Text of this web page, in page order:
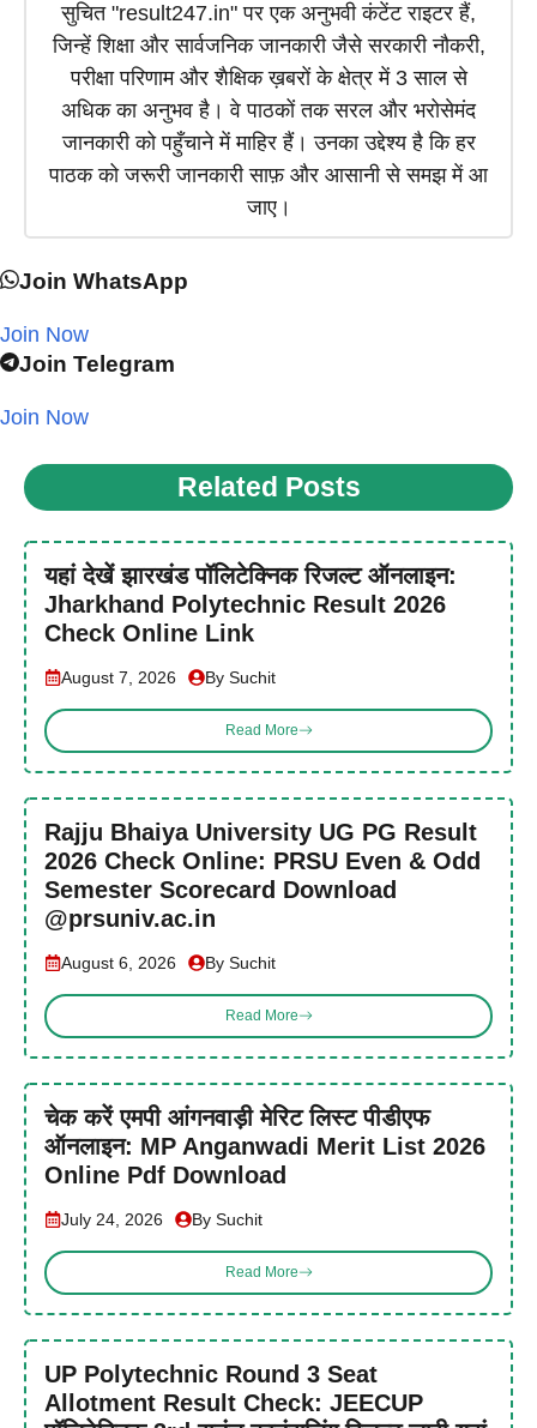
सुचित "result247.in" पर एक अनुभवी कंटेंट राइटर हैं,
जिन्हें शिक्षा और सार्वजनिक जानकारी जैसे सरकारी नौकरी,
परीक्षा परिणाम और शैक्षिक ख़बरों के क्षेत्र में 3 साल से
अधिक का अनुभव है। वे पाठकों तक सरल और भरोसेमंद
जानकारी को पहुँचाने में माहिर हैं। उनका उद्देश्य है कि हर
पाठक को जरूरी जानकारी साफ़ और आसानी से समझ में आ
जाए।
Join WhatsApp
Join Now
Join Telegram
Join Now
Related Posts
यहां देखें झारखंड पॉलिटेक्निक रिजल्ट ऑनलाइन:
Jharkhand Polytechnic Result 2026
Check Online Link
August 7, 2026 By Suchit
Read More
Rajju Bhaiya University UG PG Result
2026 Check Online: PRSU Even & Odd
Semester Scorecard Download
@prsuniv.ac.in
August 6, 2026 By Suchit
Read More
चेक करें एमपी आंगनवाड़ी मेरिट लिस्ट पीडीएफ
ऑनलाइन: MP Anganwadi Merit List 2026
Online Pdf Download
July 24, 2026 By Suchit
Read More
UP Polytechnic Round 3 Seat
Allotment Result Check: JEECUP